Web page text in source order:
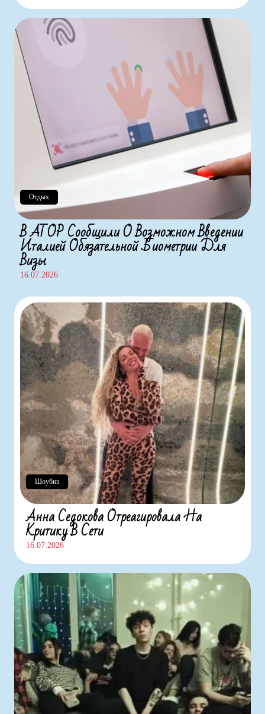
Отдых
В АТОР Сообщили О Возможном Введении
Италией Обязательной Биометрии Для
Визы
16.07.2026
Анна Седокова Отреагировала На
Критику В Сети
16.07.2026
Шоубиз